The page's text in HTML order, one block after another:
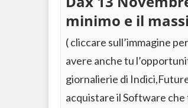
minimo e il
( cliccare sull’immagine
avere anche tu
giornalierie di
acquistare il Software